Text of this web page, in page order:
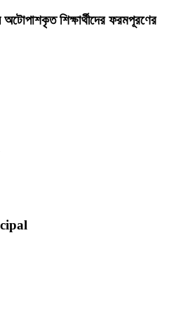
শিক্ষার্থীদের ফরমপূরণের